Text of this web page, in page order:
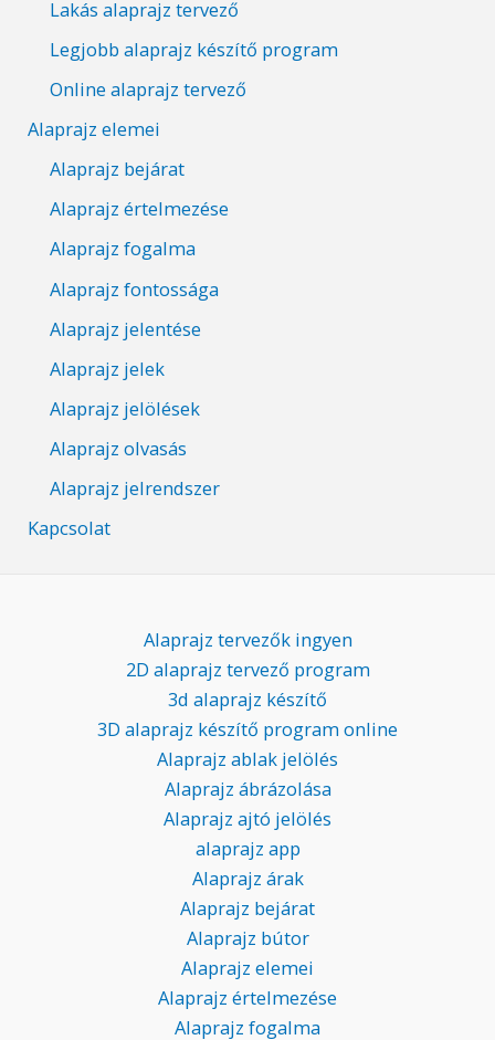
Lakás alaprajz tervező
Legjobb alaprajz készítő program
Online alaprajz tervező
Alaprajz elemei
Alaprajz bejárat
Alaprajz értelmezése
Alaprajz fogalma
Alaprajz fontossága
Alaprajz jelentése
Alaprajz jelek
Alaprajz jelölések
Alaprajz olvasás
Alaprajz jelrendszer
Kapcsolat
Alaprajz tervezők ingyen
2D alaprajz tervező program
3d alaprajz készítő
3D alaprajz készítő program online
Alaprajz ablak jelölés
Alaprajz ábrázolása
Alaprajz ajtó jelölés
alaprajz app
Alaprajz árak
Alaprajz bejárat
Alaprajz bútor
Alaprajz elemei
Alaprajz értelmezése
Alaprajz fogalma